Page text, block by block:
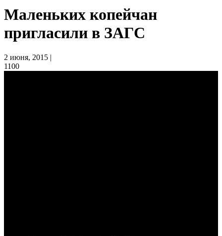
Маленьких копейчан
пригласили в ЗАГС
2 июня, 2015 |
1100